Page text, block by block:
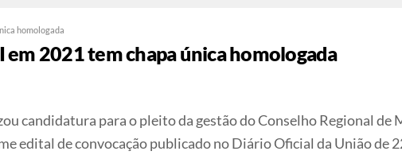
homologada
em 2021 tem chapa única homologada
candidatura para o pleito da gestão do Conselho Regional
edital de convocação publicado no Diário Oficial da União de